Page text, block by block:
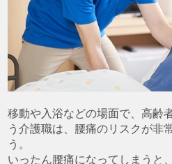
移動や入浴などの場面で、高齢
う介護職は、腰痛のリスクが非
う。
いったん腰痛になってしまうと